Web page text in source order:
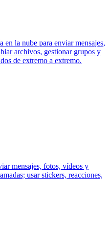
en la nube para enviar mensajes,
archivos, gestionar grupos y
de extremo a extremo.
mensajes, fotos, vídeos y
usar stickers, reacciones,